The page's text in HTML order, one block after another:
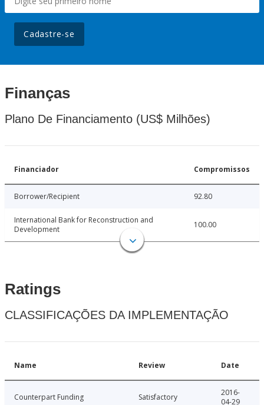
Cadastre-se
Finanças
Plano De Financiamento (US$ Milhões)
Financiador Compromissos
Borrower/Recipient 92.80
International Bank for Reconstruction and
Development
100.00
Ratings
CLASSIFICAÇÕES DA IMPLEMENTAÇÃO
Name Review Date
Counterpart Funding Satisfactory
2016-
04-29